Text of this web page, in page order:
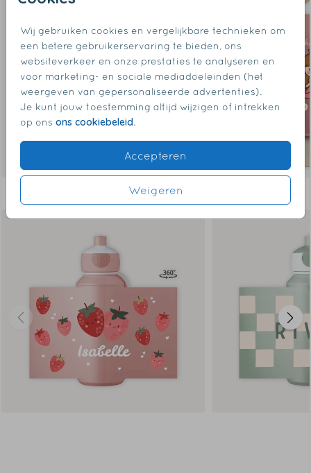
Wij gebruiken cookies en vergelijkbare technieken om
een betere gebruikerservaring te bieden, ons
websiteverkeer en onze prestaties te analyseren en
voor marketing- en sociale mediadoeleinden (het
weergeven van gepersonaliseerde advertenties).
Je kunt jouw toestemming altijd wijzigen of intrekken
op ons ons cookiebeleid.
Accepteren
Weigeren
Dit vind je misschien ook leuk